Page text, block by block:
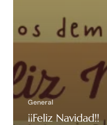
General
¡¡Feliz Navidad!!